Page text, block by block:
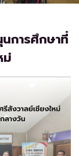
การศึกษาที่
ม่